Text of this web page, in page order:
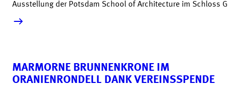
Ausstellung der Potsdam School of Architecture im Schloss
mehr lesen &raquo;
MARMORNE BRUNNENKRONE IM
ORANIENRONDELL DANK VEREINSSPENDE